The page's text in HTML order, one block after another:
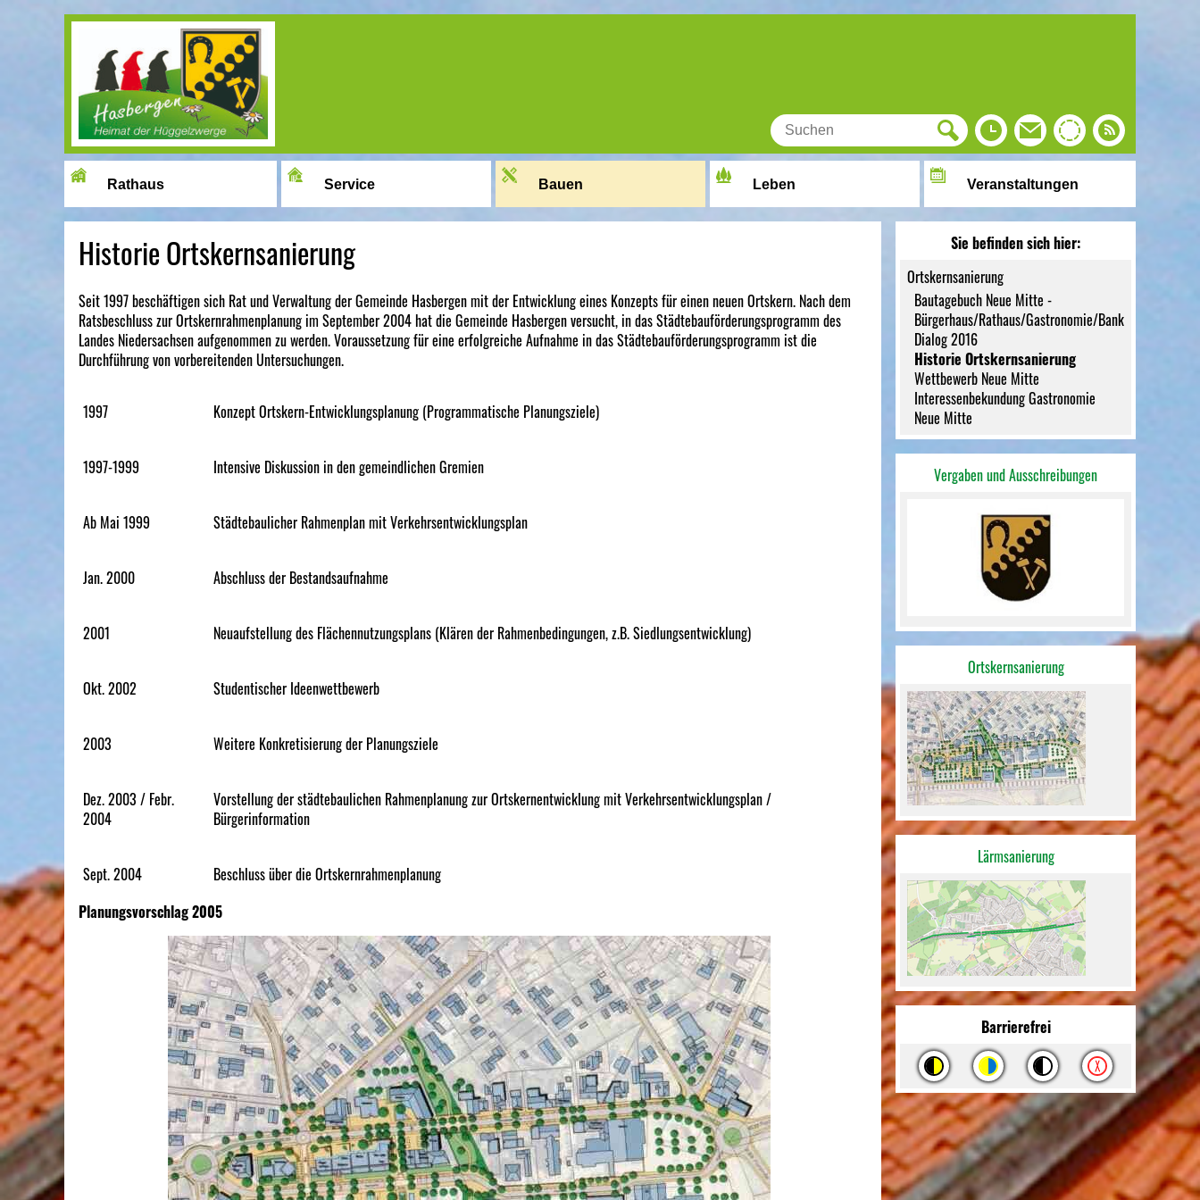
Rathaus Service Bauen Leben Veranstaltungen
Historie Ortskernsanierung
Seit 1997 beschäftigen sich Rat und Verwaltung der Gemeinde Hasbergen mit der Entwicklung eines Konzepts für einen neuen Ortskern. Nach dem
Ratsbeschluss zur Ortskernrahmenplanung im September 2004 hat die Gemeinde Hasbergen versucht, in das Städtebauförderungsprogramm des
Landes Niedersachsen aufgenommen zu werden. Voraussetzung für eine erfolgreiche Aufnahme in das Städtebauförderungsprogramm ist die
Durchführung von vorbereitenden Untersuchungen.
1997 Konzept Ortskern-Entwicklungsplanung (Programmatische Planungsziele)
1997-1999 Intensive Diskussion in den gemeindlichen Gremien
Ab Mai 1999 Städtebaulicher Rahmenplan mit Verkehrsentwicklungsplan
Jan. 2000 Abschluss der Bestandsaufnahme
2001 Neuaufstellung des Flächennutzungsplans (Klären der Rahmenbedingungen, z.B. Siedlungsentwicklung)
Okt. 2002 Studentischer Ideenwettbewerb
2003 Weitere Konkretisierung der Planungsziele
Dez. 2003 / Febr.
2004
Vorstellung der städtebaulichen Rahmenplanung zur Ortskernentwicklung mit Verkehrsentwicklungsplan /
Bürgerinformation
Sept. 2004
Beschluss über die Ortskernrahmenplanung
Planungsvorschlag 2005
Sie befinden sich hier:
Ortskernsanierung
Bautagebuch Neue Mitte -
Bürgerhaus/Rathaus/Gastronomie/Bank
Dialog 2016
Historie Ortskernsanierung
Wettbewerb Neue Mitte
Interessenbekundung Gastronomie
Neue Mitte
Vergaben und Ausschreibungen
Ortskernsanierung
Lärmsanierung
Barrierefrei